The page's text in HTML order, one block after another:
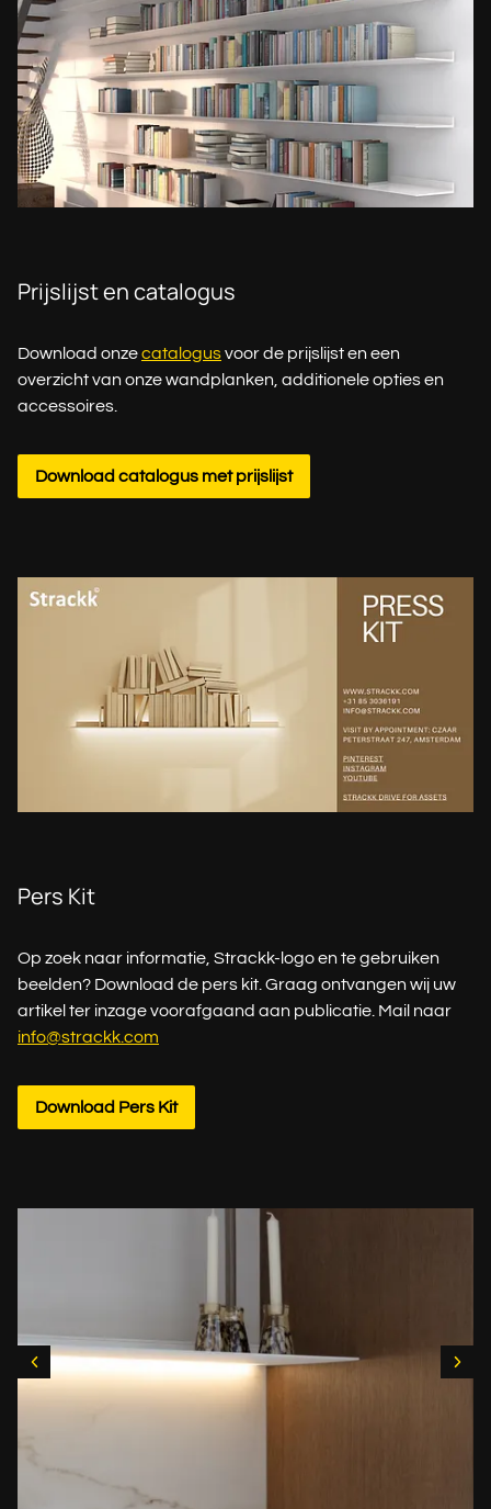
Prijslijst en catalogus
Download onzecatalogusvoor de prijslijst en een
overzicht van onze wandplanken, additionele opties en
accessoires.
Download catalogus met prijslijst
Pers Kit
Op zoek naar informatie, Strackk-logo en te gebruiken
beelden? Download de pers kit. Graag ontvangen wij uw
artikel ter inzage voorafgaand aan publicatie. Mail naar
info@strackk.com
Download Pers Kit